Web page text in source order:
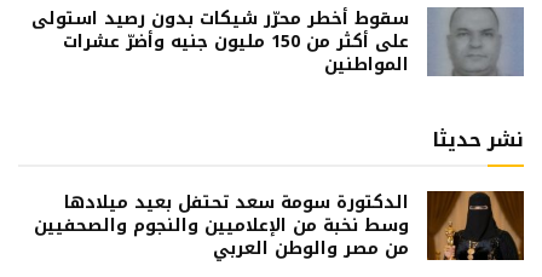
سقوط أخطر محرّر شيكات بدون رصيد استولى
على أكثر من 150 مليون جنيه وأضرّ عشرات
المواطنين
نشر حديثا
الدكتورة سومة سعد تحتفل بعيد ميلادها
وسط نخبة من الإعلاميين والنجوم والصحفيين
من مصر والوطن العربي